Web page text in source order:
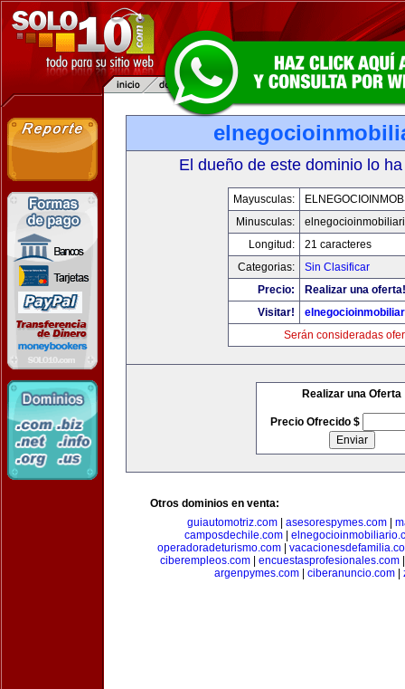
El dueño de este dominio lo
Mayusculas:
Minusculas:
Longitud:
21 caracteres
Categorias:
Sin Clasificar
Precio:
Realizar una oferta!
Visitar!
Serán consideradas
Realizar una Oferta
Precio Ofrecido $
Otros dominios en venta:
guiautomotriz.com
asesorespymes.com
camposdechile.com
operadoradeturismo.com
ciberempleos.com
encuestasprofesionales.com
argenpymes.com
ciberanuncio.com